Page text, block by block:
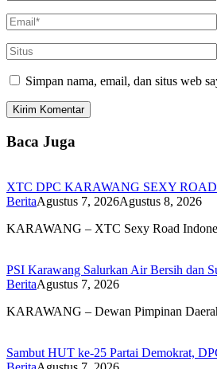
Simpan nama, email, dan situs web
Baca Juga
XTC DPC KARAWANG SEXY ROAD
BeritaAgustus 7, 2026Agustus 8, 2026
KARAWANG – XTC Sexy Road
PSI Karawang Salurkan Air Bersih dan
BeritaAgustus 7, 2026
KARAWANG – Dewan Pimpinan
Sambut HUT ke-25 Partai Demokrat,